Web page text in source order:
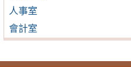
人事室
會計室